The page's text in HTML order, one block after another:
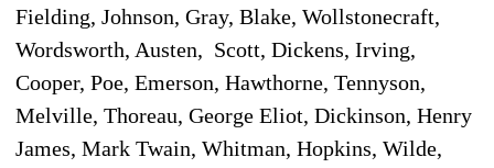
Fielding, Johnson, Gray, Blake, Wollstonecraft,
Wordsworth, Austen, Scott, Dickens, Irving,
Cooper, Poe, Emerson, Hawthorne, Tennyson,
Melville, Thoreau, George Eliot, Dickinson, Henry
James, Mark Twain, Whitman, Hopkins, Wilde,